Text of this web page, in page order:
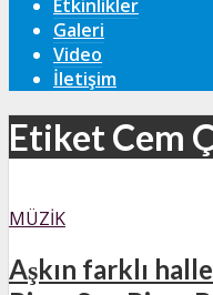
Etkinlikler
Galeri
Video
İletişim
Etiket Cem
MÜZIK
Aşkın farklı